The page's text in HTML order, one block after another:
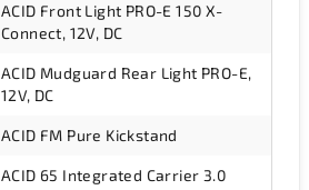
ACID Front Light PRO-E 150 X-
Connect, 12V, DC
ACID Mudguard Rear Light PRO-E,
12V, DC
ACID FM Pure Kickstand
ACID 65 Integrated Carrier 3.0